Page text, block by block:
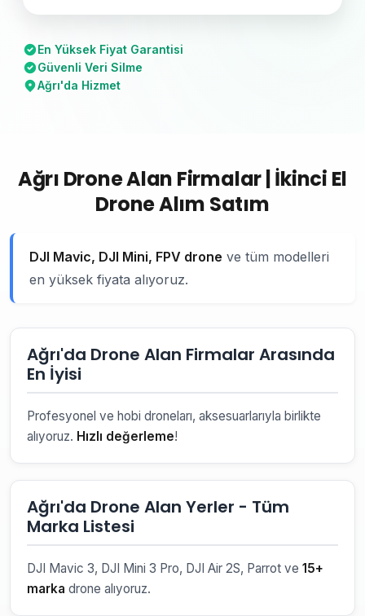
En Yüksek Fiyat Garantisi
Güvenli Veri Silme
Ağrı'da Hizmet
Ağrı Drone Alan Firmalar | İkinci El
Drone Alım Satım
DJI Mavic, DJI Mini, FPV drone ve tüm modelleri
en yüksek fiyata alıyoruz.
Ağrı'da Drone Alan Firmalar Arasında
En İyisi
Profesyonel ve hobi droneları, aksesuarlarıyla birlikte
alıyoruz. Hızlı değerleme!
Ağrı'da Drone Alan Yerler - Tüm
Marka Listesi
DJI Mavic 3, DJI Mini 3 Pro, DJI Air 2S, Parrot ve 15+
marka drone alıyoruz.